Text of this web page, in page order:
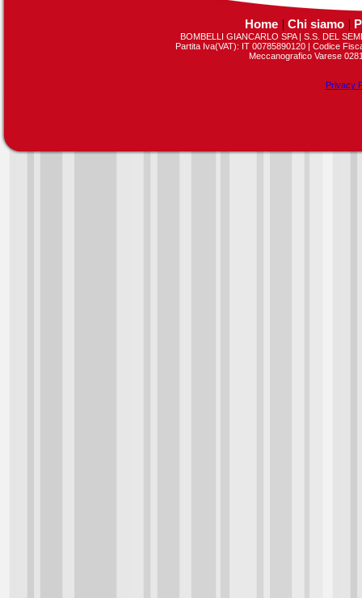
Home | Chi siamo |
BOMBELLI GIANCARLO SPA | S.S. DEL
Partita Iva(VAT): IT 00785890120 | Codice
Meccanografico Varese
Privacy